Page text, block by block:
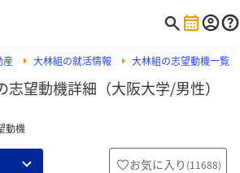
産 大林組の就活情報 大林組の志望動機一覧
望動機詳細（大阪大学/男性）
動機
お気に入り (11688)